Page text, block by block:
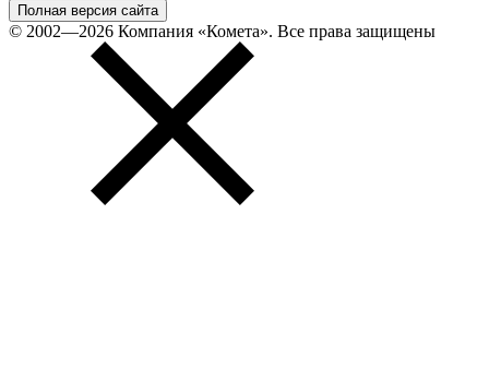
Полная версия сайта
© 2002—2026 Компания «Комета». Все права защищены